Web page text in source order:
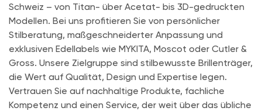
Schweiz – von Titan- über Acetat- bis 3D-gedruckten
Modellen. Bei uns profitieren Sie von persönlicher
Stilberatung, maßgeschneiderter Anpassung und
exklusiven Edellabels wie MYKITA, Moscot oder Cutler &
Gross. Unsere Zielgruppe sind stilbewusste Brillenträger,
die Wert auf Qualität, Design und Expertise legen.
Vertrauen Sie auf nachhaltige Produkte, fachliche
Kompetenz und einen Service, der weit über das übliche